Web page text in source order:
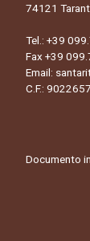
74121
Tel.: +39
Fax +39
Email:
C.F.:
Documento